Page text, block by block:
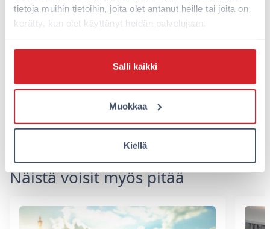
tietoja muihin tietoihin, joita olet antanut heille tai joita on
kerätty, kun olet käyttänyt heidän palvelujaan.
Salli kaikki
Muokkaa
Kiellä
Tervetuloa Omenaan, sinulla on varaa myös siihen, mitä itse
Näistä voisit myös pitää